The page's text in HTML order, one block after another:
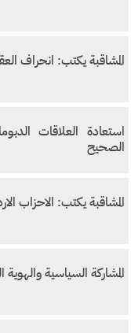
المشاقبة يكتب: انحراف
استعادة العلاقات
الصحيح
المشاقبة يكتب: الاحزاب
المشاركة السياسية